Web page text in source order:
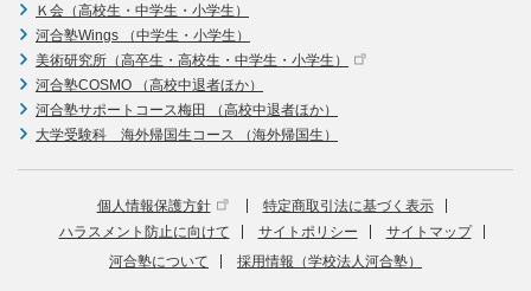
Ｋ会（高校生・中学生・小学生）
河合塾Wings （中学生・小学生）
美術研究所（高卒生・高校生・中学生・小学生）
河合塾COSMO （高校中退者ほか）
河合塾サポートコース梅田 （高校中退者ほか）
大学受験科 海外帰国生コース （海外帰国生）
個人情報保護方針
特定商取引法に基づく表示
ハラスメント防止に向けて
サイトポリシー
サイトマップ
河合塾について
採用情報（学校法人河合塾）